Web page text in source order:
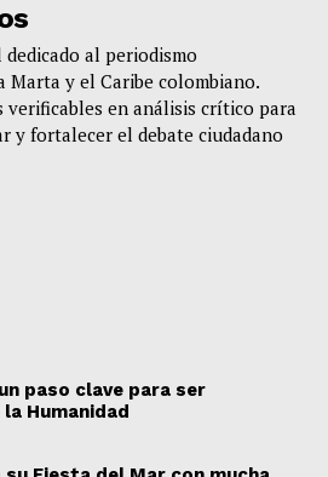
al periodismo
Marta y el Caribe colombiano.
verificables en análisis crítico para
y fortalecer el debate ciudadano
paso clave para ser
Humanidad